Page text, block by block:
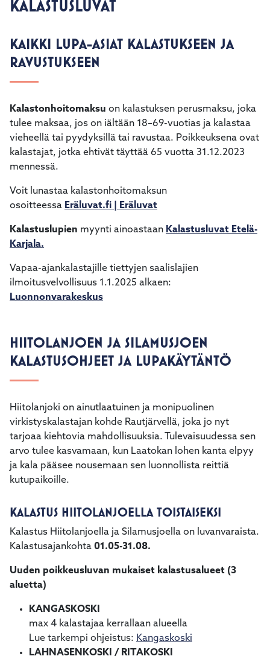
KALASTUSLUVAT
KAIKKI LUPA-ASIAT KALASTUKSEEN JA
RAVUSTUKSEEN
Kalastonhoitomaksu on kalastuksen perusmaksu, joka
tulee maksaa, jos on iältään 18–69-vuotias ja kalastaa
vieheellä tai pyydyksillä tai ravustaa. Poikkeuksena ovat
kalastajat, jotka ehtivät täyttää 65 vuotta 31.12.2023
mennessä.
Voit lunastaa kalastonhoitomaksun
osoitteessa Eräluvat.fi | Eräluvat
Kalastuslupien myynti ainoastaan Kalastusluvat Etelä-
Karjala.
Vapaa-ajankalastajille tiettyjen saalislajien
ilmoitusvelvollisuus 1.1.2025 alkaen:
Luonnonvarakeskus
HIITOLANJOEN JA SILAMUSJOEN
KALASTUSOHJEET JA LUPAKÄYTÄNTÖ
Hiitolanjoki on ainutlaatuinen ja monipuolinen
virkistyskalastajan kohde Rautjärvellä, joka jo nyt
tarjoaa kiehtovia mahdollisuuksia. Tulevaisuudessa sen
arvo tulee kasvamaan, kun Laatokan lohen kanta elpyy
ja kala pääsee nousemaan sen luonnollista reittiä
kutupaikoille.
KALASTUS HIITOLANJOELLA TOISTAISEKSI
Kalastus Hiitolanjoella ja Silamusjoella on luvanvaraista.
Kalastusajankohta 01.05-31.08.
Uuden poikkeusluvan mukaiset kalastusalueet (3
aluetta)
KANGASKOSKI
max 4 kalastajaa kerrallaan alueella
Lue tarkempi ohjeistus: Kangaskoski
LAHNASENKOSKI / RITAKOSKI